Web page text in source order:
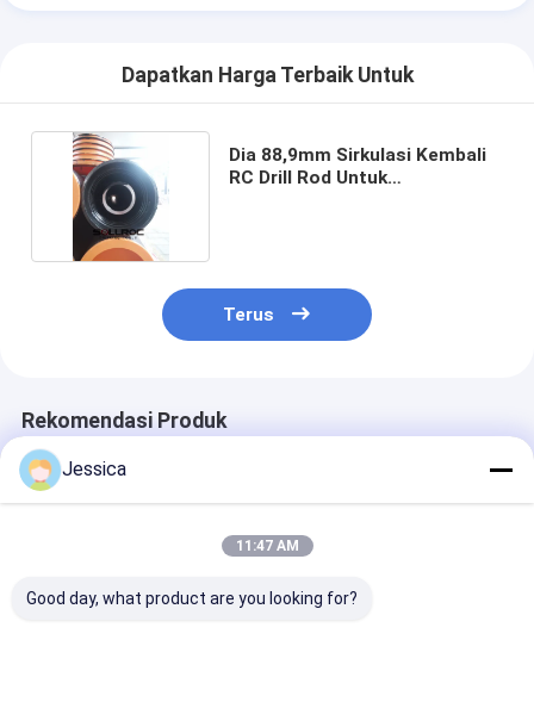
Dapatkan Harga Terbaik Untuk
Dia 88,9mm Sirkulasi Kembali
RC Drill Rod Untuk
Terus
Rekomendasi Produk
Jessica
11:47 AM
Good day, what product are you looking for?